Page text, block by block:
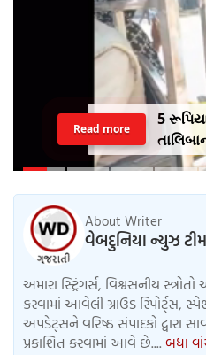
5
ચપ્પુથી
Read more
About Writer
વેબદુનિયા ન્યુઝ ટીમ
અમારા સ્ટ્રિંગર્સ, વિશ્વસનીય
કરવામાં આવેલી ગ્રાઉંડ રિપોર્ટ્સ,
અપડેટ્સને વરિષ્ઠ સંપાદકો દ્વારા
પ્રકાશિત કરવામાં આવે છે.... બધા